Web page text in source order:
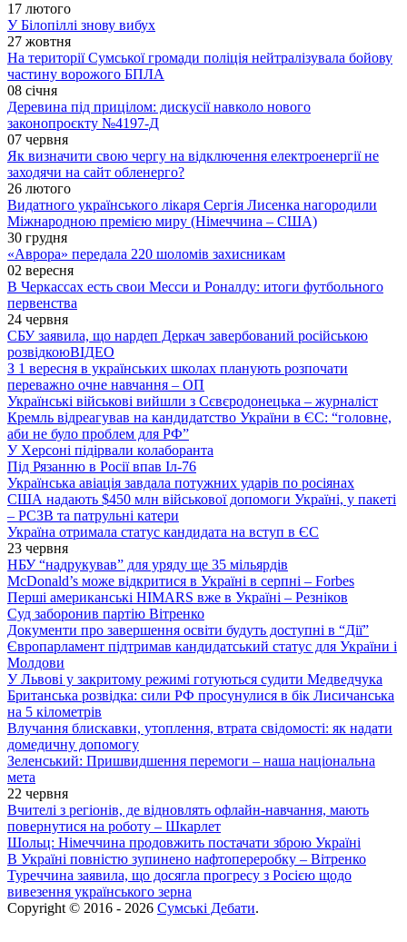
17 лютого
У Білопіллі знову вибух
27 жовтня
На території Сумської громади поліція нейтралізувала бойову
частину ворожого БПЛА
08 січня
Деревина під прицілом: дискусії навколо нового
законопроєкту №4197-Д
07 червня
Як визначити свою чергу на відключення електроенергії не
заходячи на сайт обленерго?
26 лютого
Видатного українського лікаря Сергія Лисенка нагородили
Міжнародною премією миру (Німеччина – США)
30 грудня
«Аврора» передала 220 шоломів захисникам
02 вересня
В Черкассах есть свои Месси и Роналду: итоги футбольного
первенства
24 червня
СБУ заявила, що нардеп Деркач завербований російською
розвідкоюВІДЕО
З 1 вересня в українських школах планують розпочати
переважно очне навчання – ОП
Українські військові вийшли з Сєвєродонецька – журналіст
Кремль відреагував на кандидатство України в ЄС: “головне,
аби не було проблем для РФ”
У Херсоні підірвали колаборанта
Під Рязанню в Росії впав Іл-76
Українська авіація завдала потужних ударів по росіянах
США надають $450 млн військової допомоги Україні, у пакеті
– РСЗВ та патрульні катери
Україна отримала статус кандидата на вступ в ЄС
23 червня
НБУ “надрукував” для уряду ще 35 мільярдів
McDonald’s може відкритися в Україні в серпні – Forbes
Перші американські HIMARS вже в Україні – Резніков
Суд заборонив партію Вітренко
Документи про завершення освіти будуть доступні в “Дії”
Європарламент підтримав кандидатський статус для України і
Молдови
У Львові у закритому режимі готуються судити Медведчука
Британська розвідка: сили РФ просунулися в бік Лисичанська
на 5 кілометрів
Влучання блискавки, утоплення, втрата свідомості: як надати
домедичну допомогу
Зеленський: Пришвидшення перемоги – наша національна
мета
22 червня
Вчителі з регіонів, де відновлять офлайн-навчання, мають
повернутися на роботу – Шкарлет
Шольц: Німеччина продовжить постачати зброю Україні
В Україні повністю зупинено нафтопереробку – Вітренко
Туреччина заявила, що досягла прогресу з Росією щодо
вивезення українського зерна
Copyright © 2016 - 2026 Сумські Дебати.